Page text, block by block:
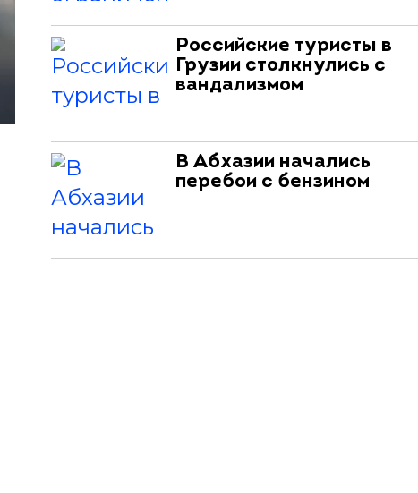
Российские туристы в
Грузии столкнулись с
вандализмом
В Абхазии начались
перебои с бензином